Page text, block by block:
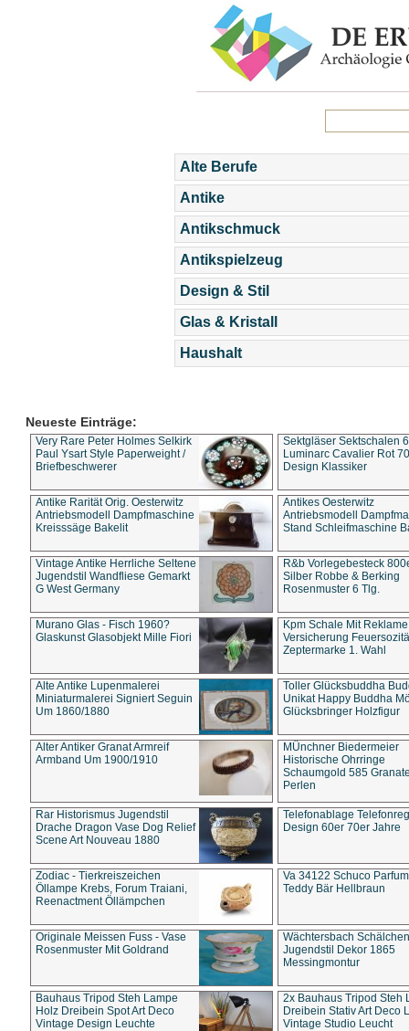
Alte Berufe
Antike
Antikschmuck
Antikspielzeug
Design & Stil
Glas & Kristall
Haushalt
Neueste Einträge:
Very Rare Peter Holmes Selkirk
Paul Ysart Style Paperweight /
Briefbeschwerer
Sektgläser Sektschalen
Luminarc Cavalier Rot
Design Klassiker
Antike Rarität Orig. Oesterwitz
Antriebsmodell Dampfmaschine
Kreisssäge Bakelit
Antikes Oesterwitz
Antriebsmodell
Stand Schleifmaschine
Vintage Antike Herrliche Seltene
Jugendstil Wandfliese Gemarkt
G West Germany
R&b Vorlegebesteck
Silber Robbe & Berking
Rosenmuster 6 Tlg.
Murano Glas - Fisch 1960?
Glaskunst Glasobjekt Mille Fiori
Kpm Schale Mit Reklame
Versicherung
Zeptermarke 1. Wahl
Alte Antike Lupenmalerei
Miniaturmalerei Signiert Seguin
Um 1860/1880
Toller Glücksbuddha
Unikat Happy Buddha
Glücksbringer Holzfigur
Alter Antiker Granat Armreif
Armband Um 1900/1910
MÜnchner Biedermeier
Historische Ohrringe
Schaumgold 585
Perlen
Rar Historismus Jugendstil
Drache Dragon Vase Dog Relief
Scene Art Nouveau 1880
Telefonablage
Design 60er 70er Jahre
Zodiac - Tierkreiszeichen
Öllampe Krebs, Forum Traiani,
Reenactment Öllämpchen
Va 34122 Schuco
Teddy Bär Hellbraun
Originale Meissen Fuss - Vase
Rosenmuster Mit Goldrand
Wächtersbach Schälchen
Jugendstil Dekor 1865
Messingmontur
Bauhaus Tripod Steh Lampe
Holz Dreibein Spot Art Deco
Vintage Design Leuchte
2x Bauhaus Tripod Steh
Dreibein Stativ Art Deco
Vintage Studio Leucht